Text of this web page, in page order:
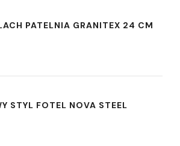
PATELNIA GRANITEX 24 CM
STYL FOTEL NOVA STEEL